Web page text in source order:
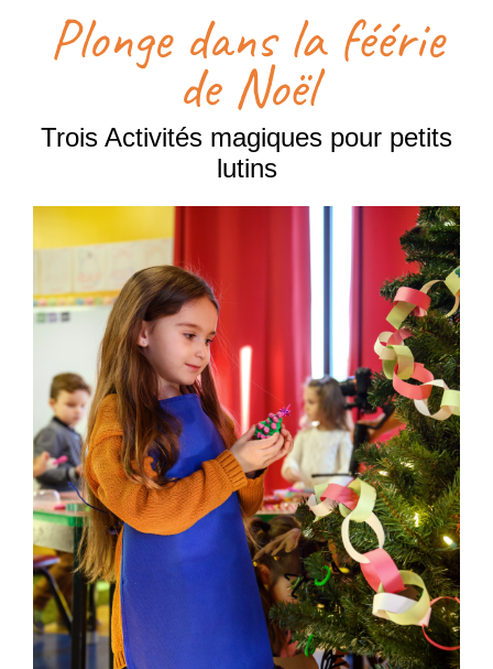
Plonge dans la féérie
de Noël
Trois Activités magiques pour petits
lutins